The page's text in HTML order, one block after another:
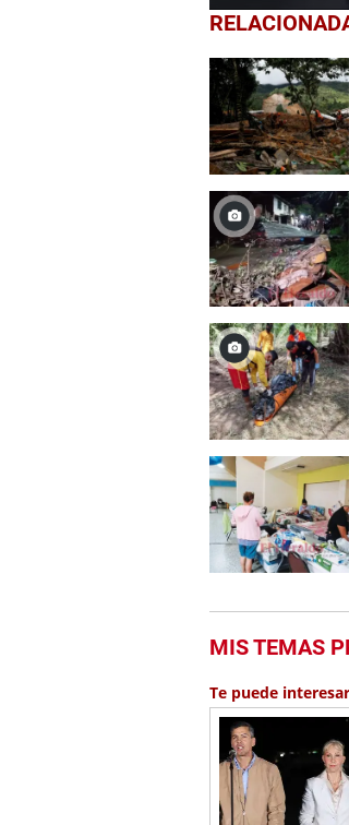
0
seconds
54
secondsVolume
0%
MIS TEMAS
Te puede